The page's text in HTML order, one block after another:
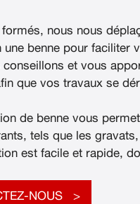
formés, nous nous
benne pour faciliter
conseillons et vous
que vos travaux se
de benne vous
tels que les
est facile et rapide,
NOUS